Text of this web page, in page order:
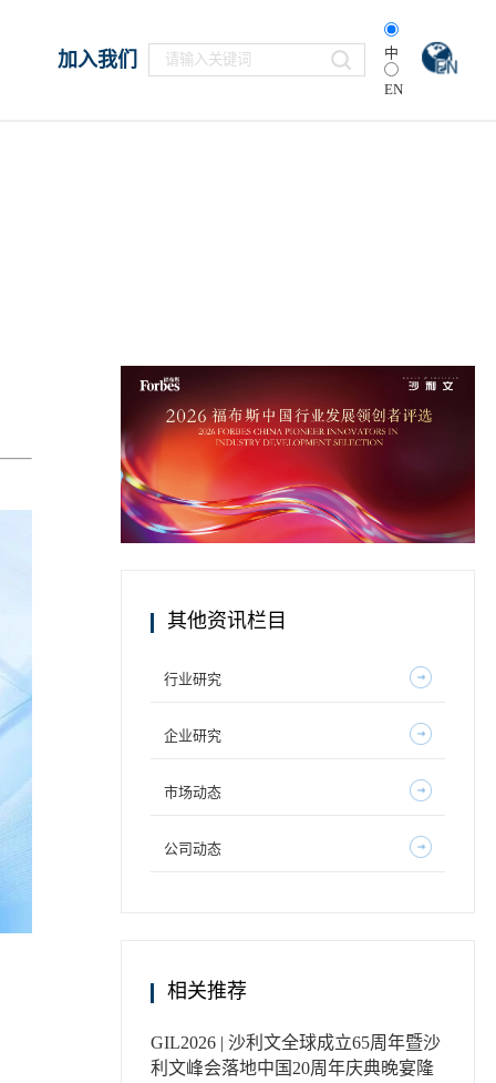
加入我们 中
EN
其他资讯栏目
行业研究
企业研究
市场动态
公司动态
相关推荐
GIL2026 | 沙利文全球成立65周年暨沙
利文峰会落地中国20周年庆典晚宴隆